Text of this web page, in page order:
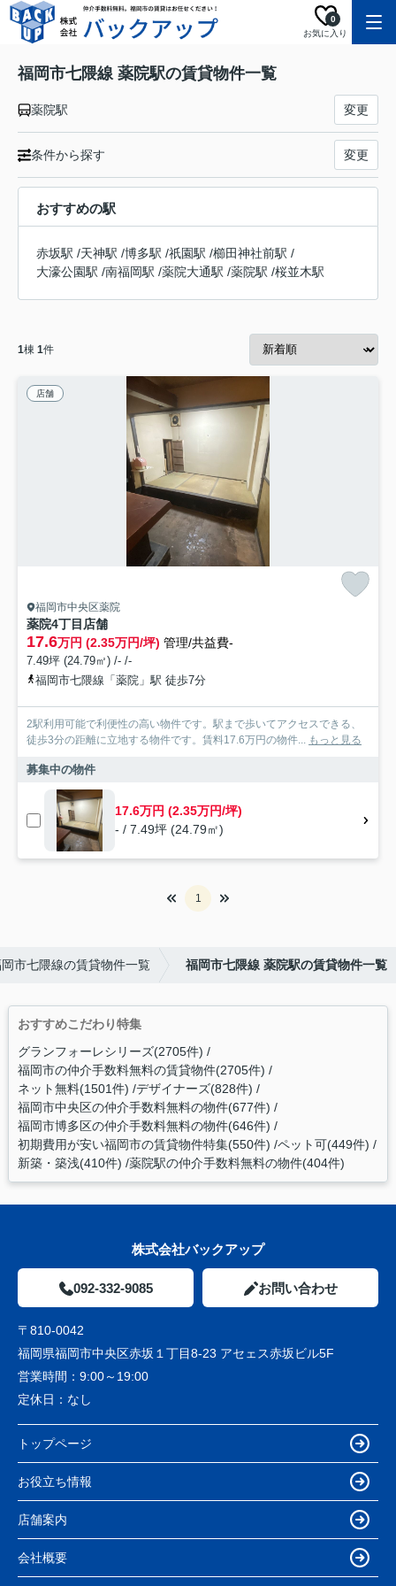
お気に入り
0
福岡市七隈線 薬院駅の賃貸物件一覧
薬院駅 変更
条件から探す 変更
おすすめの駅
赤坂駅 /天神駅 /博多駅 /祇園駅 /櫛田神社前駅 /
大濠公園駅 /南福岡駅 /薬院大通駅 /薬院駅 /桜並木駅
1棟 1件
店舗
福岡市中央区薬院
薬院4丁目店舗
17.6万円 (2.35万円/坪) 管理/共益費-
7.49坪 (24.79㎡) /- /-
福岡市七隈線「薬院」駅 徒歩7分
2駅利用可能で利便性の高い物件です。駅まで歩いてアクセスできる、
徒歩3分の距離に立地する物件です。賃料17.6万円の物件... もっと見る
募集中の物件
17.6万円 (2.35万円/坪)
- / 7.49坪 (24.79㎡)
1
市七隈線の賃貸物件一覧 福岡市七隈線 薬院駅の賃貸物件一覧
おすすめこだわり特集
グランフォーレシリーズ(2705件)
福岡市の仲介手数料無料の賃貸物件(2705件)
ネット無料(1501件) デザイナーズ(828件)
福岡市中央区の仲介手数料無料の物件(677件)
福岡市博多区の仲介手数料無料の物件(646件)
初期費用が安い福岡市の賃貸物件特集(550件) ペット可(449件)
新築・築浅(410件) 薬院駅の仲介手数料無料の物件(404件)
株式会社バックアップ
092-332-9085 お問い合わせ
〒810-0042
福岡県福岡市中央区赤坂１丁目8-23 アセェス赤坂ビル5F
営業時間： 9:00～19:00
定休日： なし
トップページ
お役立ち情報
店舗案内
会社概要